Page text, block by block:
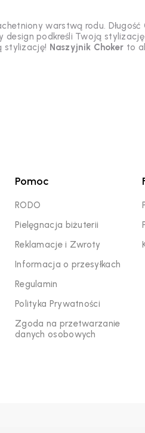
warstwą rodu.
design podkreśli Twoją
stylizację! Naszyjnik Choker to
Pomoc
RODO
Pielęgnacja biżuterii
Reklamacje i Zwroty
Informacja o przesyłkach
Regulamin
Polityka Prywatności
Zgoda na przetwarzanie
danych osobowych